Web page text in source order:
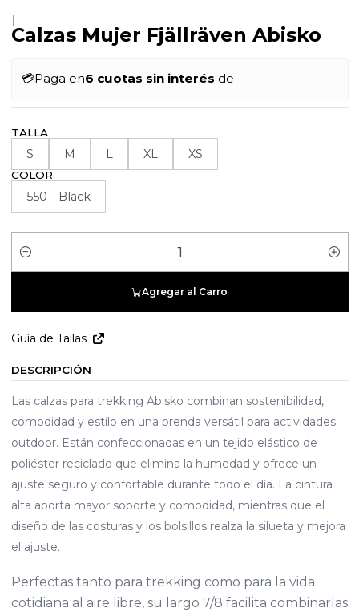
|
Calzas Mujer Fjällräven Abisko
💳Paga en6 cuotas sin interés de
TALLA
S M L XL XS
COLOR
550 - Black
Cantidad
Agregar al Carro
Guía de Tallas
DESCRIPCIÓN
Las calzas para trekking Abisko combinan sostenibilidad,
comodidad y estilo en una prenda versátil para actividades
outdoor. Están confeccionadas en un tejido elástico de
poliéster reciclado que elimina la humedad y ofrece un
ajuste seguro y confortable durante todo el día. La cintura
alta aporta mayor soporte y comodidad, mientras que el
diseño de las costuras y los bolsillos realza la silueta y mejora
el ajuste.
Perfectas tanto para trekking como para la vida
cotidiana al aire libre, su largo 7/8 facilita combinarlas